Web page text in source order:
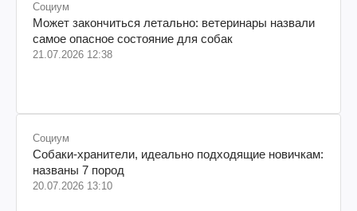
Социум
Может закончиться летально: ветеринары назвали
самое опасное состояние для собак
21.07.2026 12:38
Социум
Собаки-хранители, идеально подходящие новичкам:
названы 7 пород
20.07.2026 13:10